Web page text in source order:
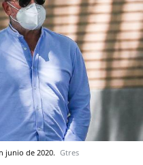
junio de 2020. Gtres